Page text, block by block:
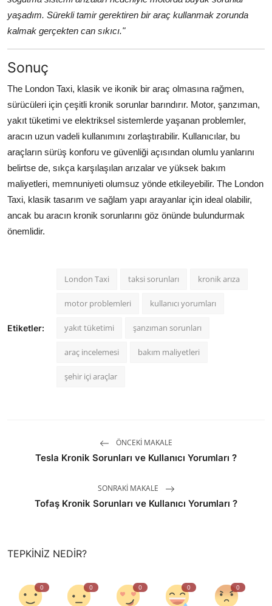
yaşadım. Sürekli tamir gerektiren bir araç kullanmak zorunda
kalmak gerçekten can sıkıcı."
Sonuç
The London Taxi, klasik ve ikonik bir araç olmasına rağmen,
sürücüleri için çeşitli kronik sorunlar barındırır. Motor, şanzıman,
yakıt tüketimi ve elektriksel sistemlerde yaşanan problemler,
aracın uzun vadeli kullanımını zorlaştırabilir. Kullanıcılar, bu
araçların sürüş konforu ve güvenliği açısından olumlu yanlarını
belirtse de, sıkça karşılaşılan arızalar ve yüksek bakım
maliyetleri, memnuniyeti olumsuz yönde etkileyebilir. The London
Taxi, klasik tasarım ve sağlam yapı arayanlar için ideal olabilir,
ancak bu aracın kronik sorunlarını göz önünde bulundurmak
önemlidir.
Etiketler:
London Taxi taksi sorunları kronik arıza
motor problemleri kullanıcı yorumları
yakıt tüketimi şanzıman sorunları
araç incelemesi bakım maliyetleri
şehir içi araçlar
ÖNCEKI MAKALE
Tesla Kronik Sorunları ve Kullanıcı Yorumları ?
SONRAKI MAKALE
Tofaş Kronik Sorunları ve Kullanıcı Yorumları ?
TEPKINIZ NEDIR?
0 0 0 0 0